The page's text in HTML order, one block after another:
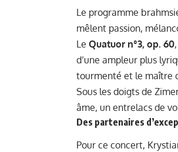
Le programme
mêlent passion,
Le Quatuor n°3, op. 60
d’une ampleur plus
tourmenté et le maître
Sous les doigts de
âme, un entrelacs de
Des partenaires
Pour ce concert,